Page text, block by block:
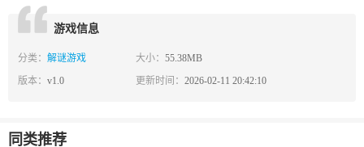
游戏信息
分类： 解谜游戏 大小：55.38MB
版本： v1.0 更新时间：2026-02-11 20:42:10
同类推荐